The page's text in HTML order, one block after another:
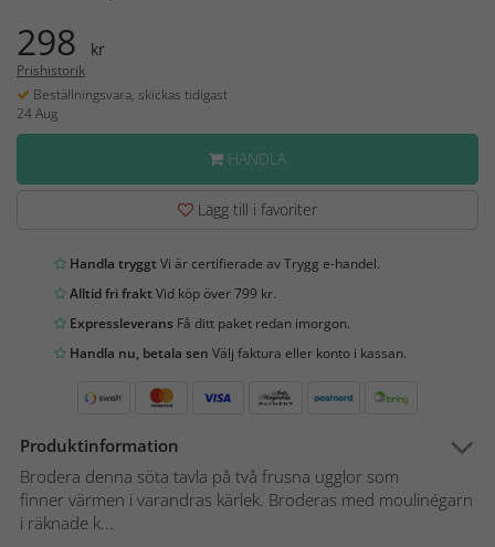
298 kr
Prishistorik
Beställningsvara, skickas tidigast
24 Aug
HANDLA
Lägg till i favoriter
Handla tryggtVi är certifierade av Trygg e-handel.
Alltid fri fraktVid köp över 799 kr.
Expressleverans Få ditt paket redan imorgon.
Handla nu, betala sen Välj faktura eller konto i kassan.
Produktinformation
Brodera denna söta tavla på två frusna ugglor som
finner värmen i varandras kärlek. Broderas med moulinégarn
i räknade k...